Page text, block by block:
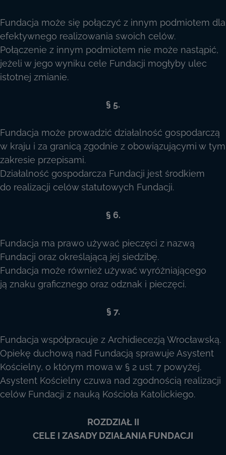
Fundacja może się połączyć z innym podmiotem dla
efektywnego realizowania swoich celów.
Połączenie z innym podmiotem nie może nastąpić,
jeżeli w jego wyniku cele Fundacji mogłyby ulec
istotnej zmianie.
§ 5.
Fundacja może prowadzić działalność gospodarczą
w kraju i za granicą zgodnie z obowiązującymi w tym
zakresie przepisami.
Działalność gospodarcza Fundacji jest środkiem
do realizacji celów statutowych Fundacji.
§ 6.
Fundacja ma prawo używać pieczęci z nazwą
Fundacji oraz określającą jej siedzibę.
Fundacja może również używać wyróżniającego
ją znaku graficznego oraz odznak i pieczęci.
§ 7.
Fundacja współpracuje z Archidiecezją Wrocławską.
Opiekę duchową nad Fundacją sprawuje Asystent
Kościelny, o którym mowa w § 2 ust. 7 powyżej.
Asystent Kościelny czuwa nad zgodnością realizacji
celów Fundacji z nauką Kościoła Katolickiego.
ROZDZIAŁ II
CELE I ZASADY DZIAŁANIA FUNDACJI